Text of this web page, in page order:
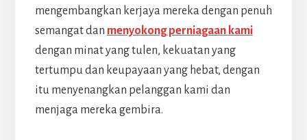
mengembangkan kerjaya mereka dengan penuh
semangat dan menyokong perniagaan kami
dengan minat yang tulen, kekuatan yang
tertumpu dan keupayaan yang hebat, dengan
itu menyenangkan pelanggan kami dan
menjaga mereka gembira.